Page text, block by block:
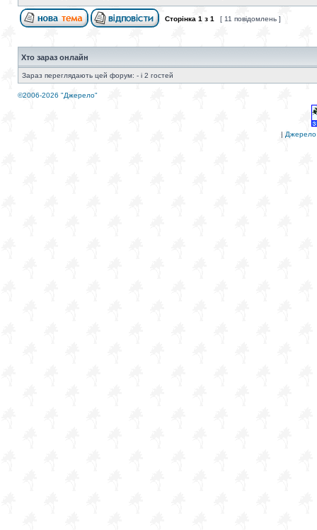
Сторінка 1 з 1 [ 11 повідомлень ]
Хто зараз онлайн
Зараз переглядають цей форум: - і 2 гостей
©2006-2026 "Джерело"
| Джерело